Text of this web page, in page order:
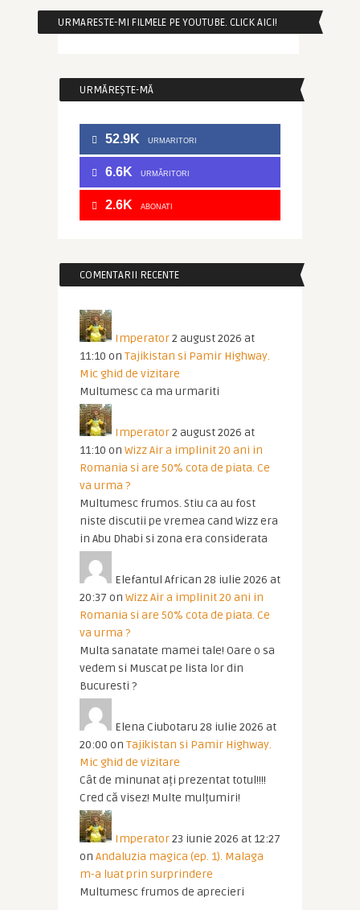
URMARESTE-MI FILMELE PE YOUTUBE. CLICK AICI!
URMĂREȘTE-MĂ
52.9K URMARITORI
6.6K URMĂRITORI
2.6K ABONATI
COMENTARII RECENTE
Imperator2 august 2026 at
11:10 on Tajikistan si Pamir Highway.
Mic ghid de vizitare
Multumesc ca ma urmariti
Imperator2 august 2026 at
11:10 on Wizz Air a implinit 20 ani in
Romania si are 50% cota de piata. Ce
va urma ?
Multumesc frumos. Stiu ca au fost
niste discutii pe vremea cand Wizz era
in Abu Dhabi si zona era considerata
Elefantul African 28 iulie 2026 at
20:37 on Wizz Air a implinit 20 ani in
Romania si are 50% cota de piata. Ce
va urma ?
Multa sanatate mamei tale! Oare o sa
vedem si Muscat pe lista lor din
Bucuresti ?
Elena Ciubotaru 28 iulie 2026 at
20:00 on Tajikistan si Pamir Highway.
Mic ghid de vizitare
Cât de minunat ați prezentat totul!!!!
Cred că visez! Multe mulțumiri!
Imperator23 iunie 2026 at 12:27
on Andaluzia magica (ep. 1). Malaga
m-a luat prin surprindere
Multumesc frumos de aprecieri